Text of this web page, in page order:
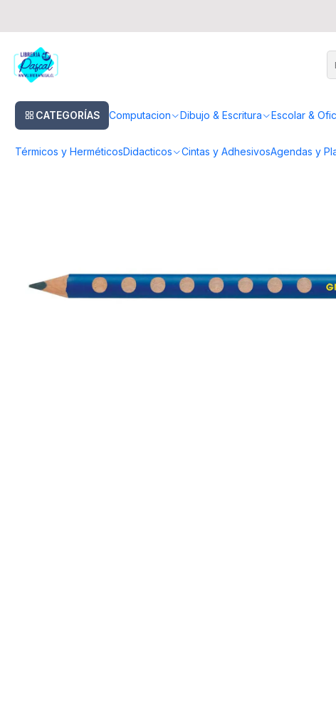
CATEGORÍAS Computacion Dibujo & Escritura Escolar &
Térmicos y HerméticosDidacticos Cintas y AdhesivosAgendas y
Lápiz Grafito Jumbo